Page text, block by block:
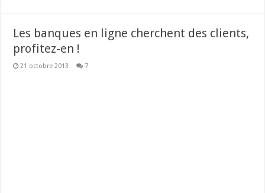
Les banques en ligne cherchent des clients,
profitez-en !
21 octobre 2013 7